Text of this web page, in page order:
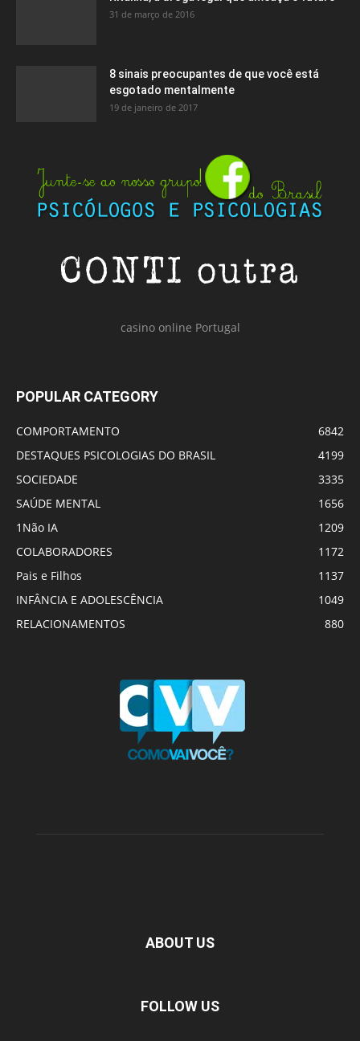
31 de março de 2016
8 sinais preocupantes de que você está
esgotado mentalmente
19 de janeiro de 2017
casino online Portugal
POPULAR CATEGORY
COMPORTAMENTO
6842
DESTAQUES PSICOLOGIAS DO BRASIL
4199
SOCIEDADE
3335
SAÚDE MENTAL
1656
1Não IA
1209
COLABORADORES
1172
Pais e Filhos
1137
INFÂNCIA E ADOLESCÊNCIA
1049
RELACIONAMENTOS
880
ABOUT US
FOLLOW US